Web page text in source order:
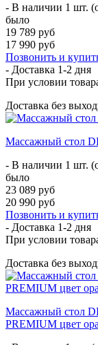
- В наличии 1 шт.
было
19 789 руб
17 990 руб
Позвонить и
- Доставка 1-2 дня
При условии
Доставка без
Массажный стол
- В наличии 1 шт.
было
23 089 руб
20 990 руб
Позвонить и
- Доставка 1-2 дня
При условии
Доставка без
Массажный стол
PREMIUM цвет